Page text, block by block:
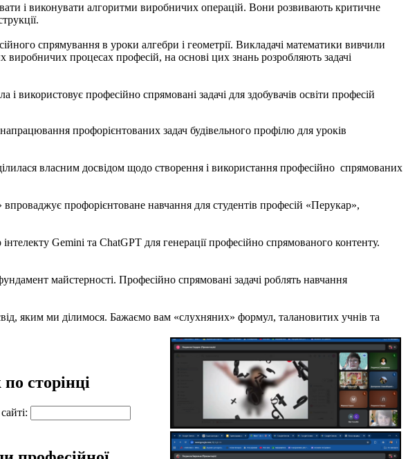
і виконувати алгоритми виробничих операцій. Вони розвивають критичне
спрямування в уроки алгебри і геометрії. Викладачі математики вивчили
процесах професій, на основі цих знань розробляють задачі
професійно спрямовані задачі для здобувачів освіти професій
профорієнтованих задач будівельного профілю для уроків
власним досвідом щодо створення і використання професійно спрямованих
профорієнтоване навчання для студентів професій «Перукар»,
Gemini та ChatGPT для генерації професійно спрямованого контенту.
майстерності. Професійно спрямовані задачі роблять навчання
яким ми ділимося. Бажаємо вам «слухняних» формул, талановитих учнів та
сторінці